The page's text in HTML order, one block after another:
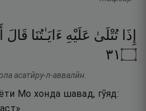
إِذَا تُتْلَىٰ عَلَيْهِ ءَايَـٰتُنَا قَالَ
۝١٣
асатӣру-л-аввалӣн.
Мо хонда шавад, гӯяд: